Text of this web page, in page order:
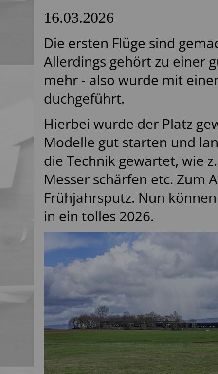
16.03.2026
Die ersten Flüge sind
Allerdings gehört zu einer
mehr - also wurde mit
duchgeführt.
Hierbei wurde der Platz
Modelle gut starten und
die Technik gewartet, wie
Messer schärfen etc. Zum
Frühjahrsputz. Nun
in ein tolles 2026.